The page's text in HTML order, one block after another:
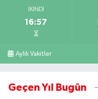
İKINDI
16:57
Aylık Vakitler
Geçen Yıl Bugün